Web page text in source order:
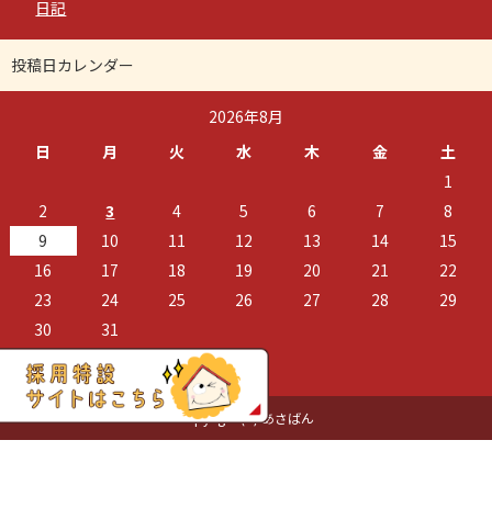
日記
投稿日カレンダー
2026年8月
日
月 火 水 木 金 土
« 7月
1
2
3 4 5 6 7
8
9
10 11 12 13 14
15
16
17 18 19 20 21
22
23
24 25 26 27 28
29
30
31
Copyright (C) あさばん